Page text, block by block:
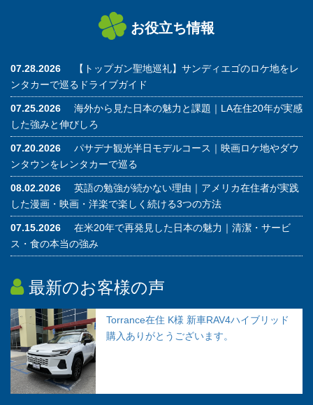
お役立ち情報
07.28.2026
【トップガン聖地巡礼】サンディエゴのロケ地をレ
ンタカーで巡るドライブガイド
07.25.2026
海外から見た日本の魅力と課題｜LA在住20年が実感
した強みと伸びしろ
07.20.2026
パサデナ観光半日モデルコース｜映画ロケ地やダウ
ンタウンをレンタカーで巡る
08.02.2026
英語の勉強が続かない理由｜アメリカ在住者が実践
した漫画・映画・洋楽で楽しく続ける3つの方法
07.15.2026
在米20年で再発見した日本の魅力｜清潔・サービ
ス・食の本当の強み
最新のお客様の声
Torrance在住 K様 新車RAV4ハイブリッド
購入ありがとうございます。